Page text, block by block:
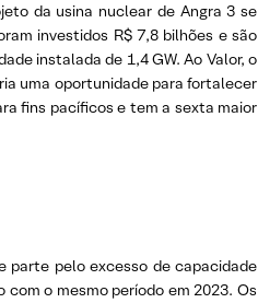
da usina nuclear de Angra 3 se
investidos R$ 7,8 bilhões e são
instalada de 1,4 GW. Ao Valor, o
uma oportunidade para fortalecer
fins pacíficos e tem a sexta maior
parte pelo excesso de capacidade
o mesmo período em 2023. Os